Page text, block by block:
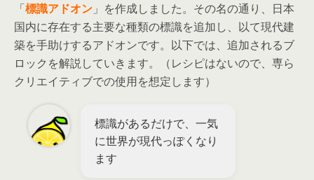
「標識アドオン 」を作成しました。その名の通り、日本
国内に存在する主要な種類の標識を追加し、以て現代建
築を手助けするアドオンです。以下では、追加されるブ
ロックを解説していきます。（レシピはないので、専ら
クリエイティブでの使用を想定します）
標識があるだけで、一気
に世界が現代っぽくなり
ます